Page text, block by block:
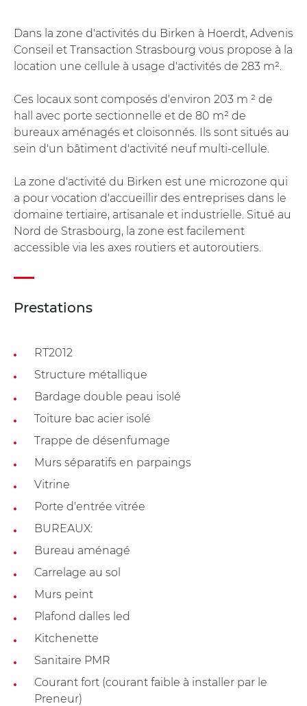
Dans la zone d'activités du Birken à Hoerdt, Advenis
Conseil et Transaction Strasbourg vous propose à la
location une cellule à usage d'activités de 283 m².
Ces locaux sont composés d'environ 203 m ² de
hall avec porte sectionnelle et de 80 m² de
bureaux aménagés et cloisonnés. Ils sont situés au
sein d'un bâtiment d'activité neuf multi-cellule.
La zone d'activité du Birken est une microzone qui
a pour vocation d'accueillir des entreprises dans le
domaine tertiaire, artisanale et industrielle. Situé au
Nord de Strasbourg, la zone est facilement
accessible via les axes routiers et autoroutiers.
Prestations
RT2012
Structure métallique
Bardage double peau isolé
Toiture bac acier isolé
Trappe de désenfumage
Murs séparatifs en parpaings
Vitrine
Porte d'entrée vitrée
BUREAUX:
Bureau aménagé
Carrelage au sol
Murs peint
Plafond dalles led
Kitchenette
Sanitaire PMR
Courant fort (courant faible à installer par le
Preneur)